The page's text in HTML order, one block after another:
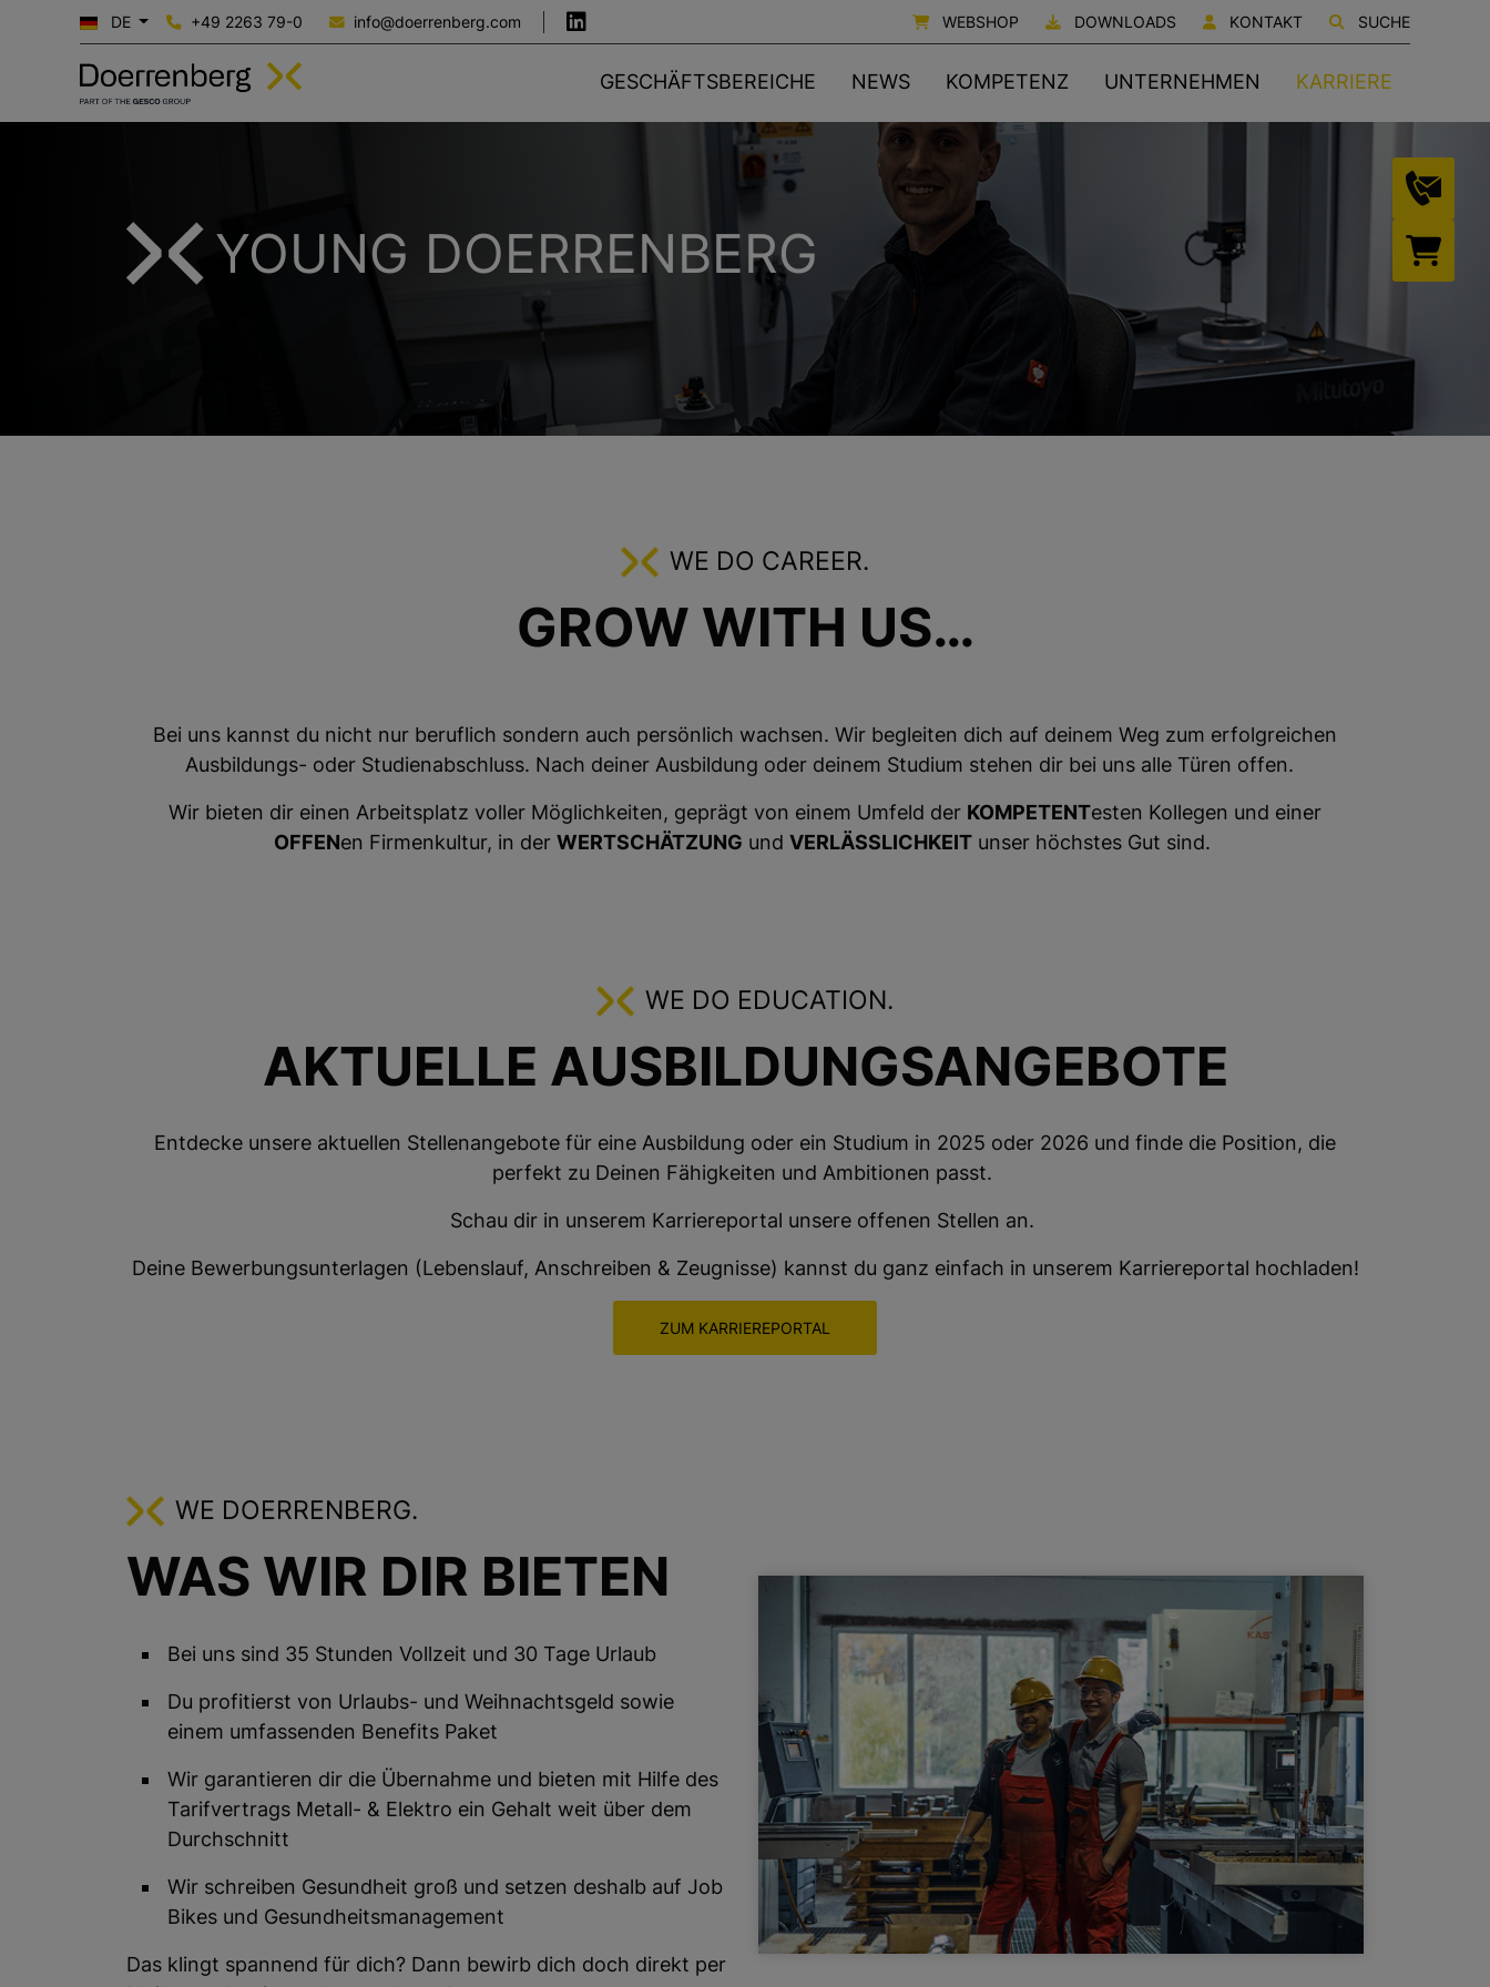
DE +49 2263 79-0 info@doerrenberg.com WEBSHOP DOWNLOADS KONTAKT SUCHE
GESCHÄFTSBEREICHE NEWS KOMPETENZ UNTERNEHMEN KARRIERE
YOUNG DOERRENBERG
WE DO CAREER.
GROW WITH US…
Bei uns kannst du nicht nur beruflich sondern auch persönlich wachsen. Wir begleiten dich auf deinem Weg zum erfolgreichen
Ausbildungs- oder Studienabschluss. Nach deiner Ausbildung oder deinem Studium stehen dir bei uns alle Türen offen.
Wir bieten dir einen Arbeitsplatz voller Möglichkeiten, geprägt von einem Umfeld der KOMPETENTesten Kollegen und einer
OFFENen Firmenkultur, in der WERTSCHÄTZUNG und VERLÄSSLICHKEIT unser höchstes Gut sind.
WE DO EDUCATION.
AKTUELLE AUSBILDUNGSANGEBOTE
Entdecke unsere aktuellen Stellenangebote für eine Ausbildung oder ein Studium in 2025 oder 2026 und finde die Position, die
perfekt zu Deinen Fähigkeiten und Ambitionen passt.
Schau dir in unserem Karriereportal unsere offenen Stellen an.
Deine Bewerbungsunterlagen (Lebenslauf, Anschreiben & Zeugnisse) kannst du ganz einfach in unserem Karriereportal hochladen!
ZUM KARRIEREPORTAL
WE DOERRENBERG.
WAS WIR DIR BIETEN
Bei uns sind 35 Stunden Vollzeit und 30 Tage Urlaub
Du profitierst von Urlaubs- und Weihnachtsgeld sowie
einem umfassenden Benefits Paket
Wir garantieren dir die Übernahme und bieten mit Hilfe des
Tarifvertrags Metall- & Elektro ein Gehalt weit über dem
Durchschnitt
Wir schreiben Gesundheit groß und setzen deshalb auf Job
Bikes und Gesundheitsmanagement
Das klingt spannend für dich? Dann bewirb dich doch direkt per